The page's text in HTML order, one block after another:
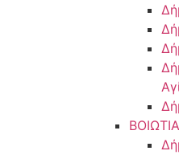
ΒΟΙΩΤΙΑ